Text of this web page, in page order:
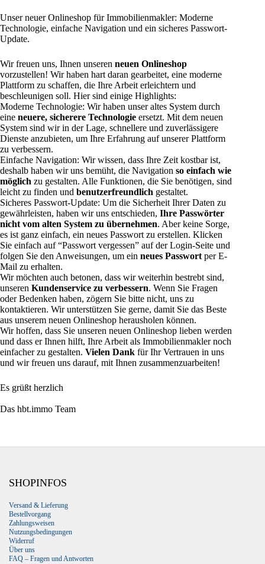
Unser neuer Onlineshop für Immobilienmakler: Moderne
Technologie, einfache Navigation und ein sicheres Passwort-
Update.
Wir freuen uns, Ihnen unseren neuen Onlineshop
vorzustellen! Wir haben hart daran gearbeitet, eine moderne
Plattform zu schaffen, die Ihre Arbeit erleichtern und
beschleunigen soll. Hier sind einige Highlights:
Moderne Technologie: Wir haben unser altes System durch
eine neuere, sicherere Technologie ersetzt. Mit dem neuen
System sind wir in der Lage, schnellere und zuverlässigere
Dienste anzubieten, um Ihre Erfahrung auf unserer Plattform
zu verbessern.
Einfache Navigation: Wir wissen, dass Ihre Zeit kostbar ist,
deshalb haben wir uns bemüht, die Navigation so einfach wie
möglich zu gestalten. Alle Funktionen, die Sie benötigen, sind
leicht zu finden und benutzerfreundlich gestaltet.
Sicheres Passwort-Update: Um die Sicherheit Ihrer Daten zu
gewährleisten, haben wir uns entschieden, Ihre Passwörter
nicht vom alten System zu übernehmen. Aber keine Sorge,
es ist ganz einfach, ein neues Passwort zu erstellen. Klicken
Sie einfach auf “Passwort vergessen” auf der Login-Seite und
folgen Sie den Anweisungen, um ein neues Passwort per E-
Mail zu erhalten.
Wir möchten auch betonen, dass wir weiterhin bestrebt sind,
unseren Kundenservice zu verbessern. Wenn Sie Fragen
oder Bedenken haben, zögern Sie bitte nicht, uns zu
kontaktieren. Wir unterstützen Sie gerne, damit Sie das Beste
aus unserem neuen Onlineshop herausholen können.
Wir hoffen, dass Sie unseren neuen Onlineshop lieben werden
und dass er Ihnen hilft, Ihre Arbeit als Immobilienmakler noch
einfacher zu gestalten. Vielen Dank für Ihr Vertrauen in uns
und wir freuen uns darauf, mit Ihnen zusammenzuarbeiten!
Es grüßt herzlich
Das hbt.immo Team
SHOPINFOS
Versand & Lieferung
Bestellvorgang
Zahlungsweisen
Nutzungsbedingungen
Widerruf
Über uns
FAQ – Fragen und Antworten